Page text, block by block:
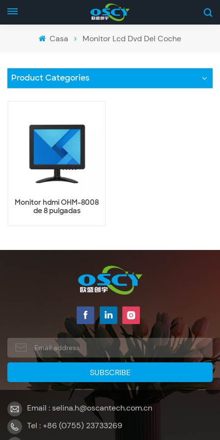
Casa Monitor Lcd Dvd Del Coche
Product Categories
Monitor hdmi OHM-8008
de 8 pulgadas
Email : selina.h@oscantech.com.cn
Tel : +86 (0755) 23733269